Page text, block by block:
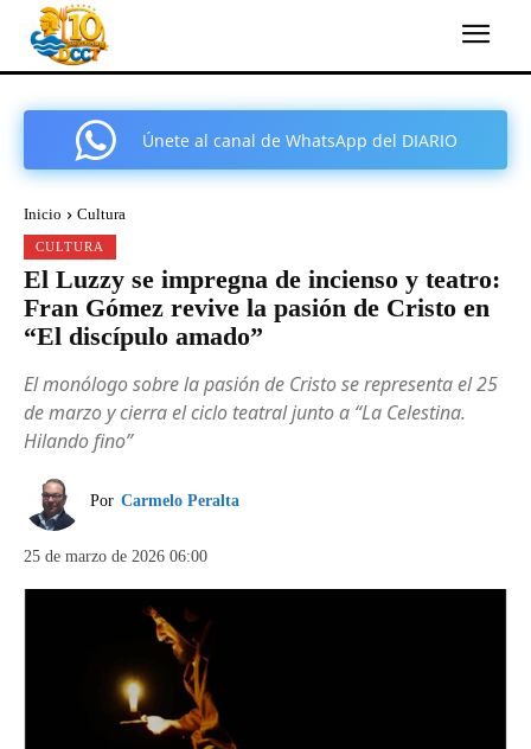
Únete al canal de WhatsApp del DIARIO
Inicio Cultura
CULTURA
El Luzzy se impregna de incienso y teatro:
Fran Gómez revive la pasión de Cristo en
“El discípulo amado”
El monólogo sobre la pasión de Cristo se representa el 25
de marzo y cierra el ciclo teatral junto a “La Celestina.
Hilando fino”
Por Carmelo Peralta
25 de marzo de 2026 06:00